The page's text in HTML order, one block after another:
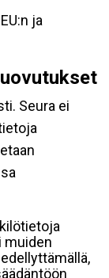
ja
Seura ei
muiden